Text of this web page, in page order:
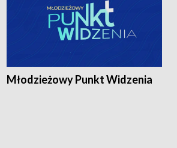
Młodzieżowy Punkt Widzenia